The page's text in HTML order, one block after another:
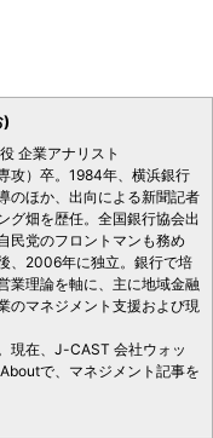
)
企業アナリスト
攻）卒。1984年、横浜銀行
のほか、出向による新聞記者
グ畑を歴任。全国銀行協会出
民党のフロントマンも務め
、2006年に独立。銀行で培
業理論を軸に、主に地域金融
のマネジメント支援および現
現在、J-CAST 会社ウォッ
で、マネジメント記事を